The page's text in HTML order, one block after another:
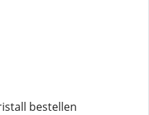
bestellen